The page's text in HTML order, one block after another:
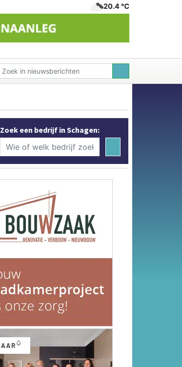
20.4 ℃
Zoek een bedrijf in Schagen: